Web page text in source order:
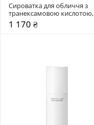
Сироватка для обличчя з
транексамовою кислотою,
ніацинамідом та ретиналем
Purito Seoul 30 мл
1 170 ₴